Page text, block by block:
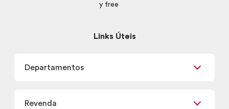
Links Úteis
Departamentos
Skincare
Revenda